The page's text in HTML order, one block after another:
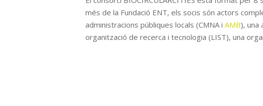
més de la Fundació ENT, els socis són actors
administracions públiques locals (CMNA i AMB), una
organització de recerca i tecnologia (LIST), una